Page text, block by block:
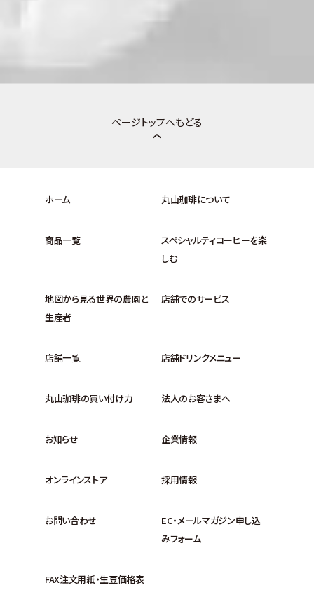
ページトップへもどる
ホーム 丸山珈琲について
商品一覧
スペシャルティコーヒーを楽
しむ
地図から見る世界の農園と
生産者
店舗でのサービス
店舗一覧 店舗ドリンクメニュー
丸山珈琲の買い付け力 法人のお客さまへ
お知らせ 企業情報
オンラインストア 採用情報
お問い合わせ
EC・メールマガジン申し込
みフォーム
FAX注文用紙・生豆価格表